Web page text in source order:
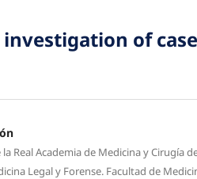
of
Real Academia de Medicina y Cirugía
Legal y Forense. Facultad de